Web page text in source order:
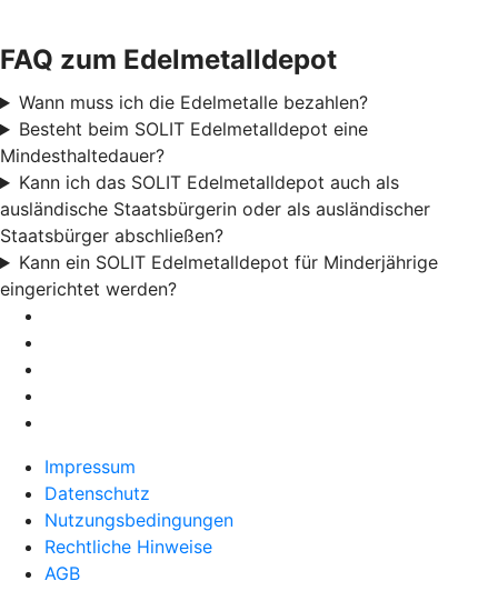
FAQ zum Edelmetalldepot
Wann muss ich die Edelmetalle bezahlen?
Besteht beim SOLIT Edelmetalldepot eine
Mindesthaltedauer?
Kann ich das SOLIT Edelmetalldepot auch als
ausländische Staatsbürgerin oder als ausländischer
Staatsbürger abschließen?
Kann ein SOLIT Edelmetalldepot für Minderjährige
eingerichtet werden?
Impressum
Datenschutz
Nutzungsbedingungen
Rechtliche Hinweise
AGB